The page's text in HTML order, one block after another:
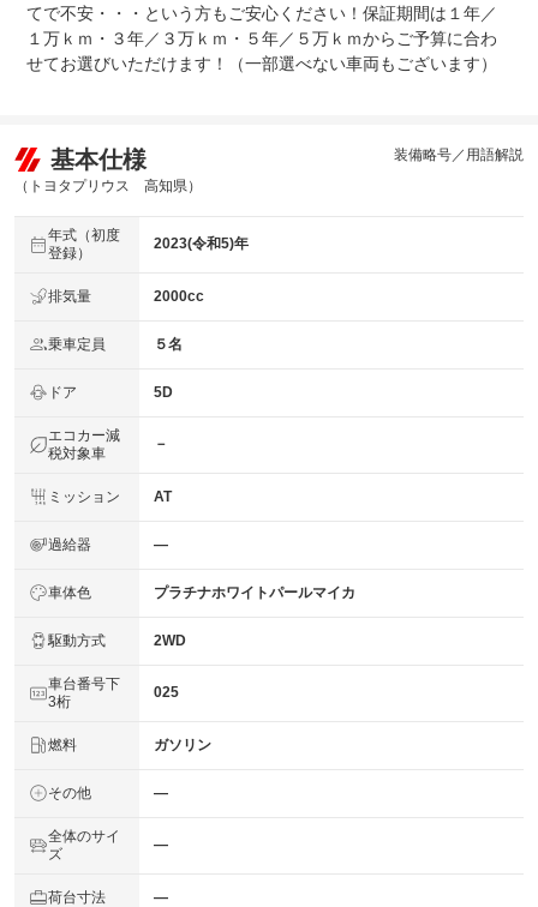
てで不安・・・という方もご安心ください！保証期間は１年／
１万ｋｍ・３年／３万ｋｍ・５年／５万ｋｍからご予算に合わ
せてお選びいただけます！（一部選べない車両もございます）
基本仕様
（トヨタプリウス 高知県）
装備略号／用語解説
年式（初度
登録）
2023(令和5)年
排気量 2000cc
乗車定員 ５名
ドア 5D
エコカー減
税対象車
－
ミッション AT
過給器 ―
車体色 プラチナホワイトパールマイカ
駆動方式 2WD
車台番号下
3桁
025
燃料 ガソリン
その他 ―
全体のサイ
ズ
―
荷台寸法 ―